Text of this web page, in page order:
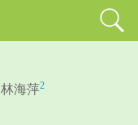
林海萍2